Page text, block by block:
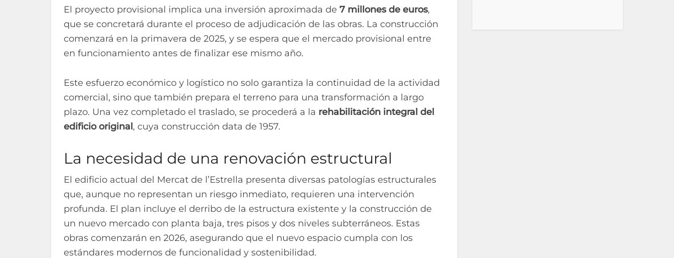
El proyecto provisional implica una inversión aproximada de 7 millones de euros,
que se concretará durante el proceso de adjudicación de las obras. La construcción
comenzará en la primavera de 2025, y se espera que el mercado provisional entre
en funcionamiento antes de finalizar ese mismo año.
Este esfuerzo económico y logístico no solo garantiza la continuidad de la actividad
comercial, sino que también prepara el terreno para una transformación a largo
plazo. Una vez completado el traslado, se procederá a la rehabilitación integral del
edificio original , cuya construcción data de 1957.
La necesidad de una renovación estructural
El edificio actual del Mercat de l’Estrella presenta diversas patologías estructurales
que, aunque no representan un riesgo inmediato, requieren una intervención
profunda. El plan incluye el derribo de la estructura existente y la construcción de
un nuevo mercado con planta baja, tres pisos y dos niveles subterráneos. Estas
obras comenzarán en 2026, asegurando que el nuevo espacio cumpla con los
estándares modernos de funcionalidad y sostenibilidad.